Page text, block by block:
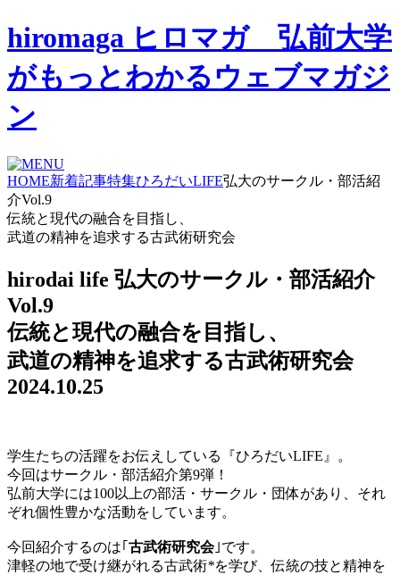
hiromaga ヒロマガ 弘前大学
がもっとわかるウェブマガジ
ン
HOME新着記事特集ひろだいLIFE弘大のサークル・部活紹
介Vol.9
伝統と現代の融合を目指し、
武道の精神を追求する古武術研究会
hirodai life 弘大のサークル・部活紹介
Vol.9
伝統と現代の融合を目指し、
武道の精神を追求する古武術研究会
2024.10.25
学生たちの活躍をお伝えしている『ひろだいLIFE』。
今回はサークル・部活紹介第9弾！
弘前大学には100以上の部活・サークル・団体があり、それ
ぞれ個性豊かな活動をしています。
今回紹介するのは｢ 古武術研究会｣です。
津軽の地で受け継がれる古武術*を学び、伝統の技と精神を